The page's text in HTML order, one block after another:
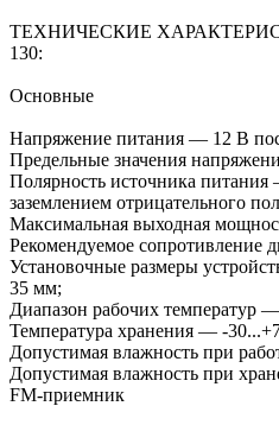
ТЕХНИЧЕСКИЕ
130:
Основные
Напряжение питания — 12 В
Предельные значения
Полярность источника
заземлением отрицательного
Максимальная выходная
Рекомендуемое
Установочные размеры
35 мм;
Диапазон рабочих температур
Температура хранения — -
Допустимая влажность при
Допустимая влажность при
FM-приемник